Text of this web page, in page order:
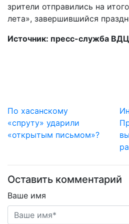
зрители отправились на
лета», завершившийся
Источник: пресс-служба
По хасанскому
«спруту» ударили
«открытым письмом»?
Оставить комментарий
Ваше имя